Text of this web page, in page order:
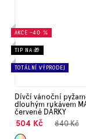
AKCE –40 %
TIP NA 🎁
TOTÁLNÍ VÝPRODEJ
Dívčí vánoční
dlouhým rukávem
červené DÁRKY
504 Kč 840 Kč
Mix